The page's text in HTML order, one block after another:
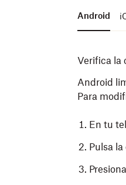
Android
Verifica la
Android
Para
En tu
Pulsa
Presiona